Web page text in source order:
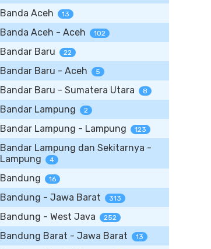
Banda Aceh 13
Banda Aceh - Aceh 102
Bandar Baru 22
Bandar Baru - Aceh 5
Bandar Baru - Sumatera Utara 8
Bandar Lampung 2
Bandar Lampung - Lampung 123
Bandar Lampung dan Sekitarnya -
Lampung
4
Bandung 16
Bandung - Jawa Barat 313
Bandung - West Java 252
Bandung Barat - Jawa Barat 13